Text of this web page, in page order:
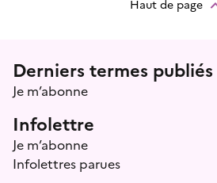
Haut de page
Menu prefooter
Derniers termes publiés
Je m’abonne
Infolettre
Je m’abonne
Infolettres parues